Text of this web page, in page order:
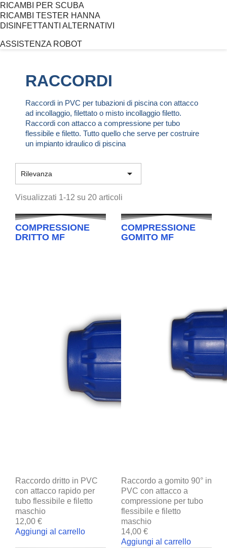
RICAMBI PER SCUBA
RICAMBI TESTER HANNA
DISINFETTANTI ALTERNATIVI
ASSISTENZA ROBOT
RACCORDI
Raccordi in PVC per tubazioni di piscina con attacco
ad incollaggio, filettato o misto incollaggio filetto.
Raccordi con attacco a compressione per tubo
flessibile e filetto. Tutto quello che serve per costruire
un impianto idraulico di piscina
Rilevanza 
Visualizzati 1-12 su 20 articoli
COMPRESSIONE
DRITTO MF
Raccordo dritto in PVC
con attacco rapido per
tubo flessibile e filetto
maschio
12,00 €
Aggiungi al carrello
COMPRESSIONE
GOMITO MF
Raccordo a gomito 90° in
PVC con attacco a
compressione per tubo
flessibile e filetto
maschio
14,00 €
Aggiungi al carrello